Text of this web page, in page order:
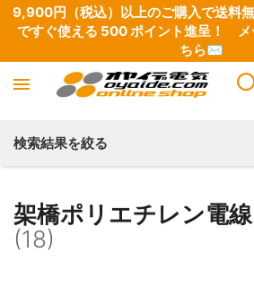
9,900円（税込）以上のご購入で送
ですぐ使える 500 ポイント進呈！
ちら✉
FEPフッ素樹脂電線
すべての商品
銀メッキ銅導体（SA）
検索結果を絞る
架橋ポリエチレン電線
(18)